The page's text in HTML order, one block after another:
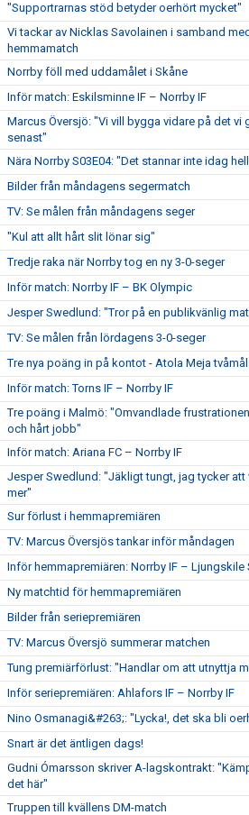
"Supportrarnas stöd betyder oerhört mycket"
Vi tackar av Nicklas Savolainen i samband
hemmamatch
Norrby föll med uddamålet i Skåne
Inför match: Eskilsminne IF – Norrby IF
Marcus Översjö: "Vi vill bygga vidare på det vi
senast"
Nära Norrby S03E04: "Det stannar inte idag
Bilder från måndagens segermatch
TV: Se målen från måndagens seger
"Kul att allt hårt slit lönar sig"
Tredje raka när Norrby tog en ny 3-0-seger
Inför match: Norrby IF – BK Olympic
Jesper Swedlund: "Tror på en publikvänlig
TV: Se målen från lördagens 3-0-seger
Tre nya poäng in på kontot - Atola Meja
Inför match: Torns IF – Norrby IF
Tre poäng i Malmö: "Omvandlade
och hårt jobb"
Inför match: Ariana FC – Norrby IF
Jesper Swedlund: "Jäkligt tungt, jag tycker att
mer"
Sur förlust i hemmapremiären
TV: Marcus Översjös tankar inför måndagen
Inför hemmapremiären: Norrby IF – Ljungskile
Ny matchtid för hemmapremiären
Bilder från seriepremiären
TV: Marcus Översjö summerar matchen
Tung premiärförlust: "Handlar om att utnyttja
Inför seriepremiären: Ahlafors IF – Norrby IF
Nino Osmanagi&#263;: "Lycka!, det ska bli
Snart är det äntligen dags!
Gudni Ómarsson skriver A-lagskontrakt:
det här"
Truppen till kvällens DM-match